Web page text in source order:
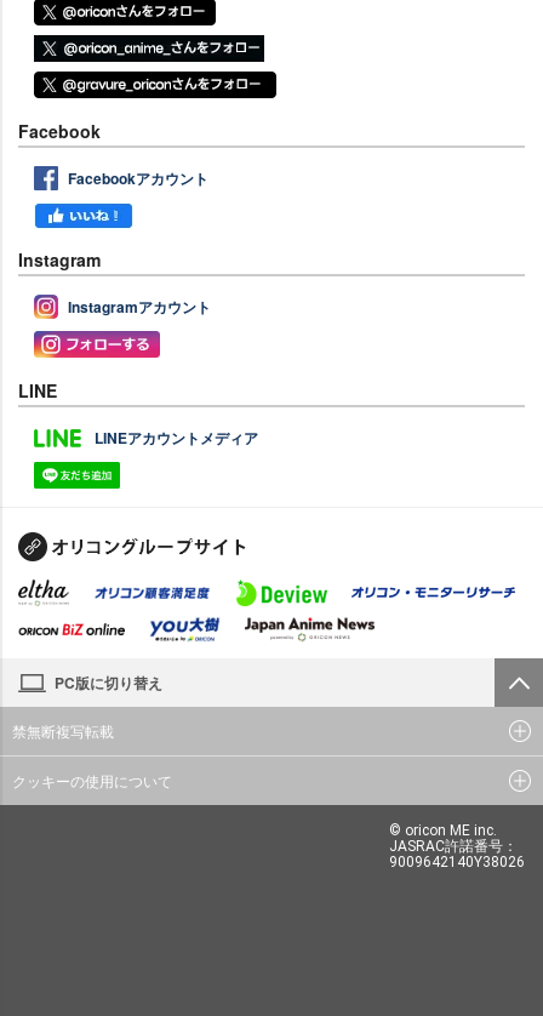
Facebook
Facebookアカウント
Instagram
Instagramアカウント
LINE
LINEアカウントメディア
PC版に切り替え
禁無断複写転載
クッキーの使用について
© oricon ME inc.
JASRAC許諾番号：
9009642140Y38026